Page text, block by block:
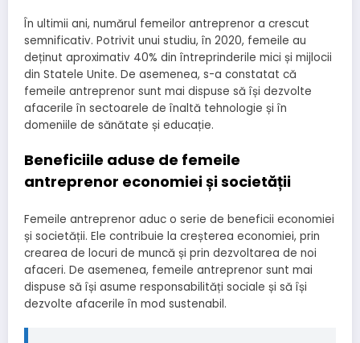
În ultimii ani, numărul femeilor antreprenor a crescut
semnificativ. Potrivit unui studiu, în 2020, femeile au
deținut aproximativ 40% din întreprinderile mici și mijlocii
din Statele Unite. De asemenea, s-a constatat că
femeile antreprenor sunt mai dispuse să își dezvolte
afacerile în sectoarele de înaltă tehnologie și în
domeniile de sănătate și educație.
Beneficiile aduse de femeile
antreprenor economiei și societății
Femeile antreprenor aduc o serie de beneficii economiei
și societății. Ele contribuie la creșterea economiei, prin
crearea de locuri de muncă și prin dezvoltarea de noi
afaceri. De asemenea, femeile antreprenor sunt mai
dispuse să își asume responsabilități sociale și să își
dezvolte afacerile în mod sustenabil.